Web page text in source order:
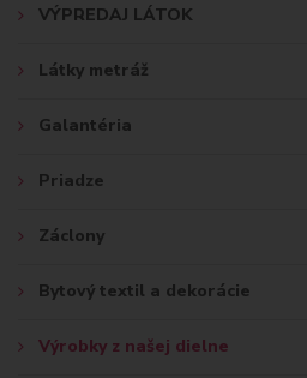
VÝPREDAJ LÁTOK
Látky metráž
Galantéria
Priadze
Záclony
Bytový textil a dekorácie
Výrobky z našej dielne